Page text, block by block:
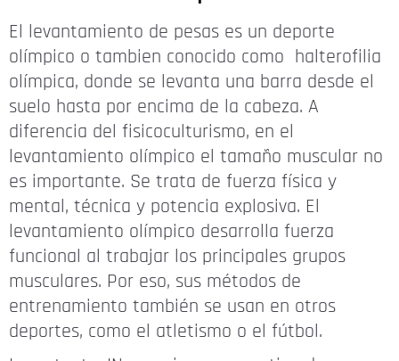
El levantamiento de pesas es un deporte
olímpico o tambien conocido como halterofilia
olímpica, donde se levanta una barra desde el
suelo hasta por encima de la cabeza. A
diferencia del fisicoculturismo, en el
levantamiento olímpico el tamaño muscular no
es importante. Se trata de fuerza física y
mental, técnica y potencia explosiva. El
levantamiento olímpico desarrolla fuerza
funcional al trabajar los principales grupos
musculares. Por eso, sus métodos de
entrenamiento también se usan en otros
deportes, como el atletismo o el fútbol.